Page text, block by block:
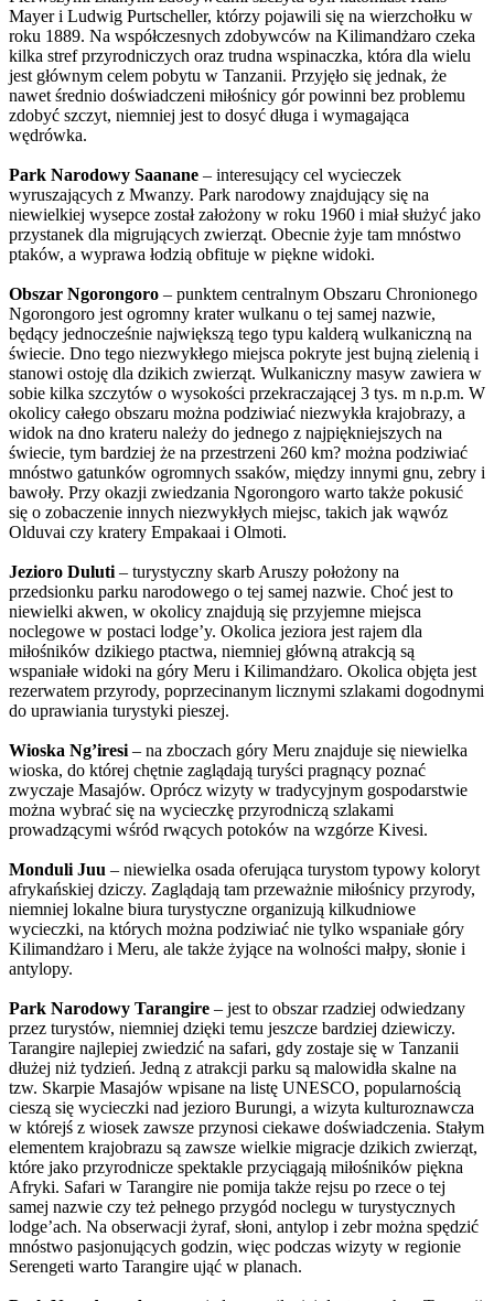
Mayer i Ludwig Purtscheller, którzy pojawili się na wierzchołku w
roku 1889. Na współczesnych zdobywców na Kilimandżaro czeka
kilka stref przyrodniczych oraz trudna wspinaczka, która dla wielu
jest głównym celem pobytu w Tanzanii. Przyjęło się jednak, że
nawet średnio doświadczeni miłośnicy gór powinni bez problemu
zdobyć szczyt, niemniej jest to dosyć długa i wymagająca
wędrówka.
Park Narodowy Saanane – interesujący cel wycieczek
wyruszających z Mwanzy. Park narodowy znajdujący się na
niewielkiej wysepce został założony w roku 1960 i miał służyć jako
przystanek dla migrujących zwierząt. Obecnie żyje tam mnóstwo
ptaków, a wyprawa łodzią obfituje w piękne widoki.
Obszar Ngorongoro – punktem centralnym Obszaru Chronionego
Ngorongoro jest ogromny krater wulkanu o tej samej nazwie,
będący jednocześnie największą tego typu kalderą wulkaniczną na
świecie. Dno tego niezwykłego miejsca pokryte jest bujną zielenią i
stanowi ostoję dla dzikich zwierząt. Wulkaniczny masyw zawiera w
sobie kilka szczytów o wysokości przekraczającej 3 tys. m n.p.m. W
okolicy całego obszaru można podziwiać niezwykła krajobrazy, a
widok na dno krateru należy do jednego z najpiękniejszych na
świecie, tym bardziej że na przestrzeni 260 km? można podziwiać
mnóstwo gatunków ogromnych ssaków, między innymi gnu, zebry i
bawoły. Przy okazji zwiedzania Ngorongoro warto także pokusić
się o zobaczenie innych niezwykłych miejsc, takich jak wąwóz
Olduvai czy kratery Empakaai i Olmoti.
Jezioro Duluti– turystyczny skarb Aruszy położony na
przedsionku parku narodowego o tej samej nazwie. Choć jest to
niewielki akwen, w okolicy znajdują się przyjemne miejsca
noclegowe w postaci lodge’y. Okolica jeziora jest rajem dla
miłośników dzikiego ptactwa, niemniej główną atrakcją są
wspaniałe widoki na góry Meru i Kilimandżaro. Okolica objęta jest
rezerwatem przyrody, poprzecinanym licznymi szlakami dogodnymi
do uprawiania turystyki pieszej.
Wioska Ng’iresi– na zboczach góry Meru znajduje się niewielka
wioska, do której chętnie zaglądają turyści pragnący poznać
zwyczaje Masajów. Oprócz wizyty w tradycyjnym gospodarstwie
można wybrać się na wycieczkę przyrodniczą szlakami
prowadzącymi wśród rwących potoków na wzgórze Kivesi.
Monduli Juu – niewielka osada oferująca turystom typowy koloryt
afrykańskiej dziczy. Zaglądają tam przeważnie miłośnicy przyrody,
niemniej lokalne biura turystyczne organizują kilkudniowe
wycieczki, na których można podziwiać nie tylko wspaniałe góry
Kilimandżaro i Meru, ale także żyjące na wolności małpy, słonie i
antylopy.
Park Narodowy Tarangire – jest to obszar rzadziej odwiedzany
przez turystów, niemniej dzięki temu jeszcze bardziej dziewiczy.
Tarangire najlepiej zwiedzić na safari, gdy zostaje się w Tanzanii
dłużej niż tydzień. Jedną z atrakcji parku są malowidła skalne na
tzw. Skarpie Masajów wpisane na listę UNESCO, popularnością
cieszą się wycieczki nad jezioro Burungi, a wizyta kulturoznawcza
w którejś z wiosek zawsze przynosi ciekawe doświadczenia. Stałym
elementem krajobrazu są zawsze wielkie migracje dzikich zwierząt,
które jako przyrodnicze spektakle przyciągają miłośników piękna
Afryki. Safari w Tarangire nie pomija także rejsu po rzece o tej
samej nazwie czy też pełnego przygód noclegu w turystycznych
lodge’ach. Na obserwacji żyraf, słoni, antylop i zebr można spędzić
mnóstwo pasjonujących godzin, więc podczas wizyty w regionie
Serengeti warto Tarangire ująć w planach.